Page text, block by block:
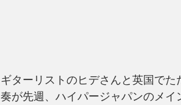
ギターリストのヒデさんと英国で
奏が先週、ハイパージャパンのメ